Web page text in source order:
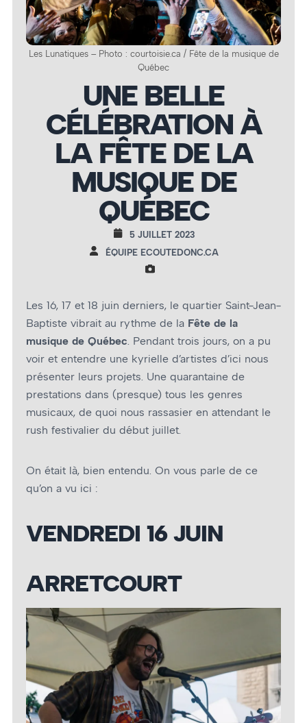
Les Lunatiques – Photo : courtoisie.ca / Fête de la musique de
Québec
UNE BELLE
CÉLÉBRATION À
LA FÊTE DE LA
MUSIQUE DE
QUÉBEC
5 JUILLET 2023
ÉQUIPE ECOUTEDONC.CA
Les 16, 17 et 18 juin derniers, le quartier Saint-Jean-
Baptiste vibrait au rythme de la Fête de la
musique de Québec. Pendant trois jours, on a pu
voir et entendre une kyrielle d’artistes d’ici nous
présenter leurs projets. Une quarantaine de
prestations dans (presque) tous les genres
musicaux, de quoi nous rassasier en attendant le
rush festivalier du début juillet.
On était là, bien entendu. On vous parle de ce
qu’on a vu ici :
VENDREDI 16 JUIN
ARRETCOURT